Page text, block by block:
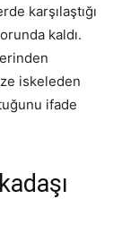
karşılaştığı
kaldı.
iskeleden
ifade